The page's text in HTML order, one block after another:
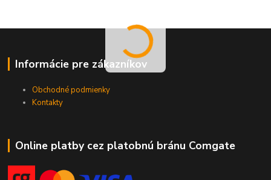
Informácie pre zákazníkov
Obchodné podmienky
Kontakty
Online platby cez platobnú bránu Comgate